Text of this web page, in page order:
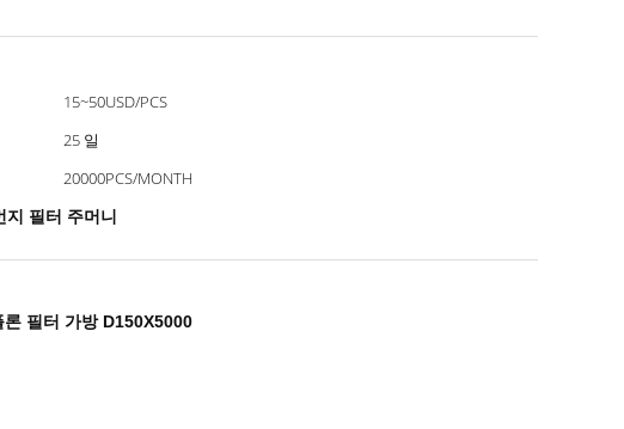
15~50USD/PCS
25 일
20000PCS/MONTH
지 필터 주머니
론 필터 가방 D150X5000